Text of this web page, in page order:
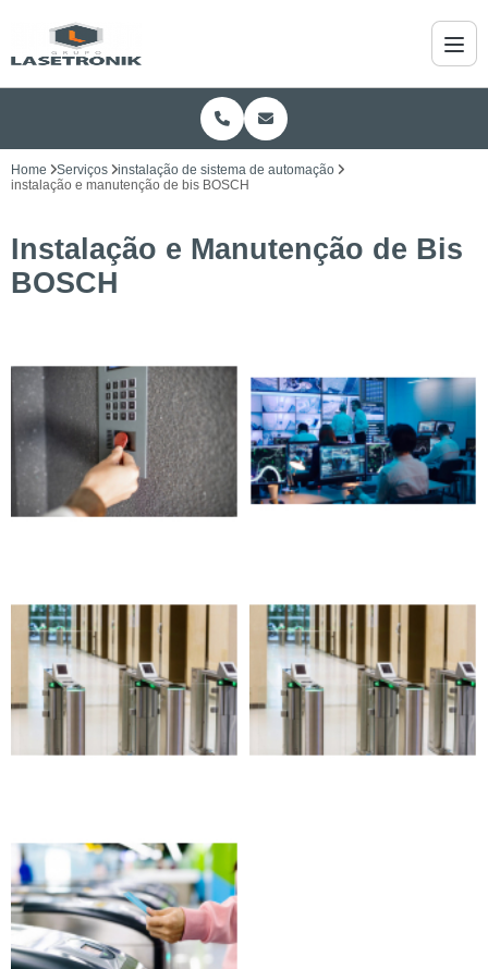
Home Serviços
instalação de sistema de automação
instalação e manutenção de bis BOSCH
Instalação e Manutenção de Bis
BOSCH